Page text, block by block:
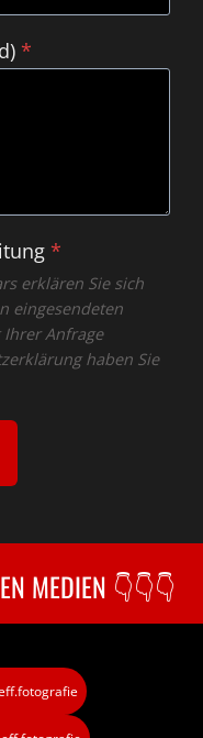
*
*
erklären Sie sich
eingesendeten
Ihrer Anfrage
haben Sie
MEDIEN 👇👇👇